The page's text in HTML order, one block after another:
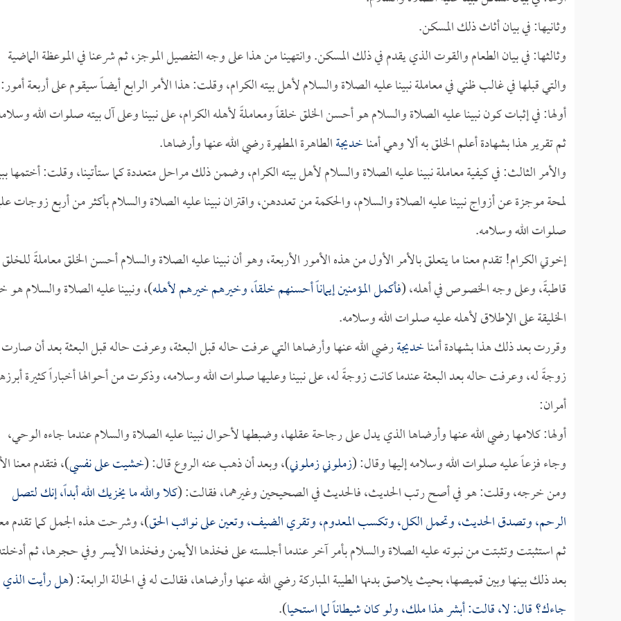
وثانيها: في بيان أثاث ذلك المسكن.
وثالثها: في بيان الطعام والقوت الذي يقدم في ذلك المسكن. وانتهينا من هذا على وجه التفصيل الموجز، ثم شرعنا في الموعظة الماضية
والتي قبلها في غالب ظني في معاملة نبينا عليه الصلاة والسلام لأهل بيته الكرام، وقلت: هذا الأمر الرابع أيضاً سيقوم على أربعة أمور:
أولها: في إثبات كون نبينا عليه الصلاة والسلام هو أحسن الخلق خلقاً ومعاملةً لأهله الكرام، على نبينا وعلى آل بيته صلوات الله
ثم تقرير هذا بشهادة أعلم الخلق به ألا وهي أمناخديجةالطاهرة المطهرة رضي الله عنها وأرضاها.
والأمر الثالث: في كيفية معاملة نبينا عليه الصلاة والسلام لأهل بيته الكرام، وضمن ذلك مراحل متعددة كما ستأتينا، وقلت: أختمها
لمحة موجزة عن أزواج نبينا عليه الصلاة والسلام، والحكمة من تعددهن، واقتران نبينا عليه الصلاة والسلام بأكثر من أربع زوجات
صلوات الله وسلامه.
إخوتي الكرام! تقدم معنا ما يتعلق بالأمر الأول من هذه الأمور الأربعة، وهو أن نبينا عليه الصلاة والسلام أحسن الخلق معاملةً للخلق
قاطبةً، وعلى وجه الخصوص في أهله، (فأكمل المؤمنين إيماناً أحسنهم خلقاً، وخيرهم خيرهم لأهله)، ونبينا عليه الصلاة والسلام هو
الخليقة على الإطلاق لأهله عليه صلوات الله وسلامه.
وقررت بعد ذلك هذا بشهادة أمناخديجةرضي الله عنها وأرضاها التي عرفت حاله قبل البعثة، وعرفت حاله قبل البعثة بعد أن صارت
زوجةً له، وعرفت حاله بعد البعثة عندما كانت زوجةً له، على نبينا وعليها صلوات الله وسلامه، وذكرت من أحوالها أخباراً كثيرة
أمران:
أولها: كلامها رضي الله عنها وأرضاها الذي يدل على رجاحة عقلها، وضبطها لأحوال نبينا عليه الصلاة والسلام عندما جاءه الوحي،
وجاء فزعاً عليه صلوات الله وسلامه إليها وقال: (زملوني زملوني)، وبعد أن ذهب عنه الروع قال: (خشيت على نفسي)، فتقدم معنا
ومن خرجه، وقلت: هو في أصح رتب الحديث، فالحديث في الصحيحين وغيرهما، فقالت: (كلا والله ما يخزيك الله أبداً، إنك لتصل
الرحم، وتصدق الحديث، وتحمل الكل، وتكسب المعدوم، وتقري الضيف، وتعين على نوائب الحق)، وشرحت هذه الجمل كما تقدم
ثم استثبتت وتثبتت من نبوته عليه الصلاة والسلام بأمر آخر عندما أجلسته على فخذها الأيمن وفخذها الأيسر وفي حجرها، ثم
بعد ذلك بينها وبين قميصها، بحيث يلاصق بدنها الطيبة المباركة رضي الله عنها وأرضاها، فقالت له في الحالة الرابعة: (هل رأيت الذي
جاءك؟ قال: لا، قالت: أبشر هذا ملك، ولو كان شيطاناً لما استحيا).